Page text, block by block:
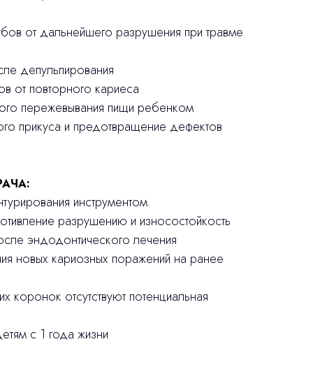
от дальнейшего разрушения при травме
депульпирования
от повторного кариеса
пережевывания пищи ребенком
прикуса и предотвращение дефектов
инструментом
разрушению и износостойкость
эндодонтического лечения
новых кариозных поражений на ранее
коронок отсутствуют потенциальная
с 1 года жизни